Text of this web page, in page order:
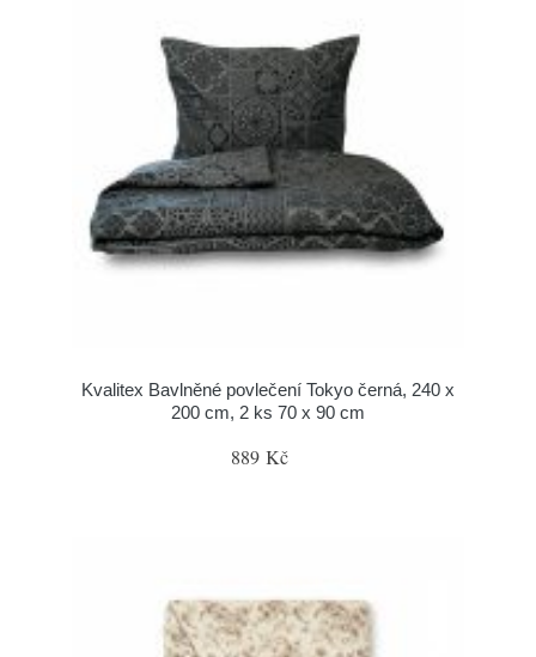
Kvalitex Bavlněné povlečení Tokyo černá, 240 x
200 cm, 2 ks 70 x 90 cm
889 Kč